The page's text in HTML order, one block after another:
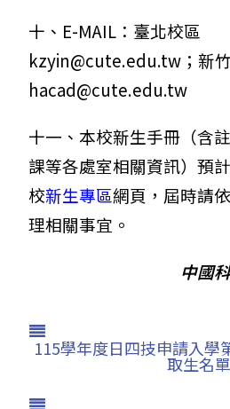
十、E-MAIL：臺北校區
kzyin@cute.edu.tw；新
hacad@cute.edu.tw
十一、本校新生手冊（含
課等各處室相關資訊）預
校新生專區網頁，屆時請
理相關事宜。
中國
115學年度日四技申請入學
取生名單